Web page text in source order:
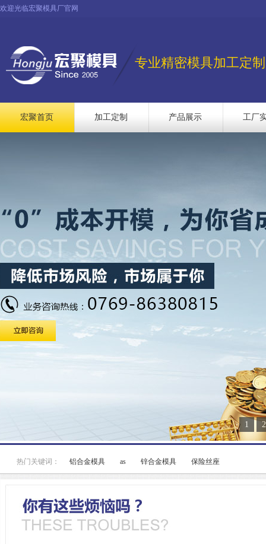
欢迎光临宏聚模具厂官网
专业精密模具加工定制
宏聚首页 加工定制 产品展示 工厂
1 2
热门关键词： 铝合金模具 as 锌合金模具 保险丝座